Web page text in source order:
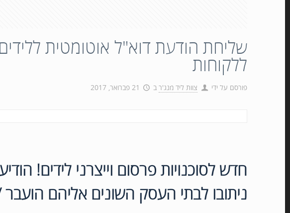
שליחת הודעת דוא"ל אוטומטית
ללקוחות
פורסם על ידי צוות ליד מנג'ר ב 21 פברואר, 2017
חדש לסוכנויות פרסום וייצרני לידים!
ניתובו לבתי העסק השונים אליהם הועבר